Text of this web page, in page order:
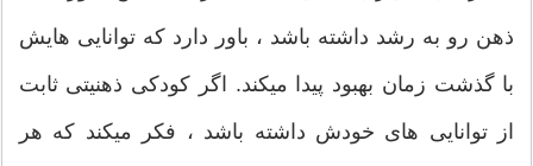
ذهن رو به رشد داشته باشد ، باور دارد که توانایی هایش
با گذشت زمان بهبود پیدا میکند. اگر کودکی ذهنیتی ثابت
از توانایی های خودش داشته باشد ، فکر میکند که هر